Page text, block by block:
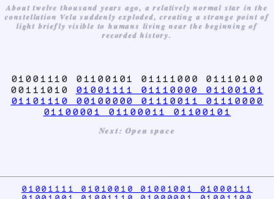
About twelve thousand years ago, a relatively normal star in the
constellation Vela suddenly exploded, creating a strange point of
light briefly visible to humans living near the beginning of
recorded history.
01001110 01100101 01111000 01110100
00111010 01001111 01110000 01100101
01101110 00100000 01110011 01110000
01100001 01100011 01100101
Next: Open space
01001111 01010010 01001001 01000111